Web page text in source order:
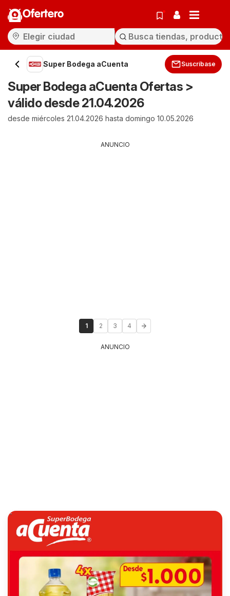
Ofertero
Super Bodega aCuenta Suscríbase
Super Bodega aCuenta Ofertas >
válido desde 21.04.2026
desde miércoles 21.04.2026 hasta domingo 10.05.2026
ANUNCIO
1 2 3 4
ANUNCIO